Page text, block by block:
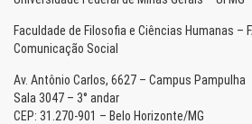
Faculdade de Filosofia e Ciências Humanas –
Comunicação Social
Av. Antônio Carlos, 6627 – Campus Pampulha
Sala 3047 – 3° andar
CEP: 31.270-901 – Belo Horizonte/MG